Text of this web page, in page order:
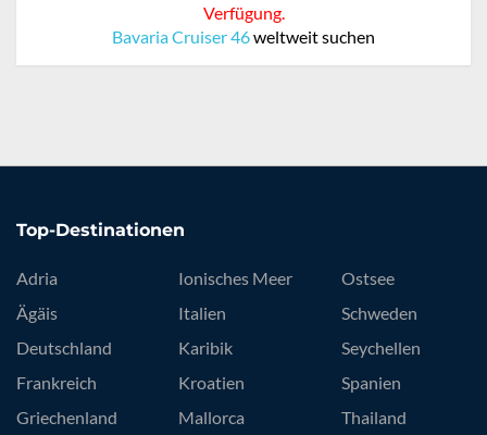
Verfügung.
Bavaria Cruiser 46weltweit suchen
Top-Destinationen
Adria
Ägäis
Deutschland
Frankreich
Griechenland
Ionisches Meer
Italien
Karibik
Kroatien
Mallorca
Ostsee
Schweden
Seychellen
Spanien
Thailand